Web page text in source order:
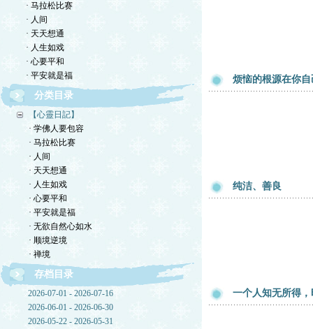
· 马拉松比赛
· 人间
· 天天想通
· 人生如戏
· 心要平和
· 平安就是福
分类目录
【心靈日記】
· 学佛人要包容
· 马拉松比赛
· 人间
· 天天想通
· 人生如戏
· 心要平和
· 平安就是福
· 无欲自然心如水
· 顺境逆境
· 禅境
存档目录
2026-07-01 - 2026-07-16
2026-06-01 - 2026-06-30
2026-05-22 - 2026-05-31
烦恼的根源在你自
纯洁、善良
一个人知无所得